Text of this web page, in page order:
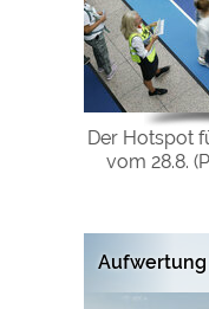
Der Hotspot
vom 28.8.